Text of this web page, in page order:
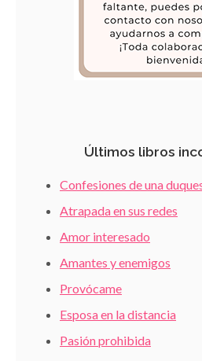
Últimos libros
Confesiones de una
Atrapada en sus redes
Amor interesado
Amantes y enemigos
Provócame
Esposa en la distancia
Pasión prohibida